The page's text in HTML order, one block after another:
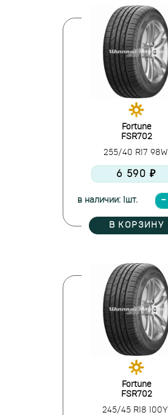
Fortune
FSR702
255/40 R17 98W
6 590 ₽
в наличии: 1шт.
В КОРЗИНУ
Fortune
FSR702
245/45 R18 100Y